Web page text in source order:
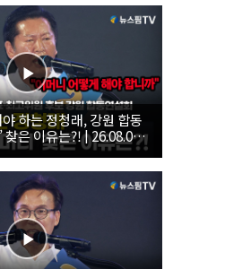
하는 정청래, 강원 합동
이유는?! | 26.08.09
·최고위원 후보 강원 합